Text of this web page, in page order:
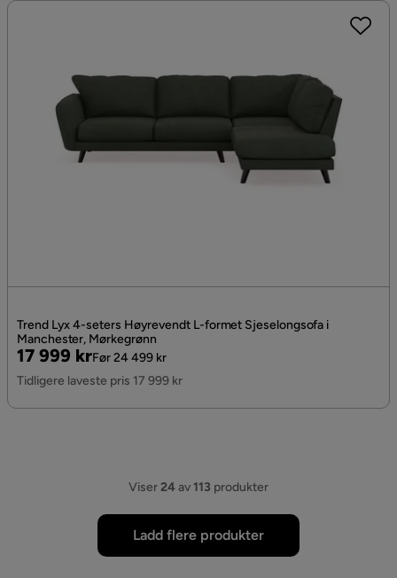
Trend Lyx 4-seters Høyrevendt L-formet Sjeselongsofa i
Manchester, Mørkegrønn
Pris
17 999 kr
Original
Pris
Før 24 499 kr
Tidligere laveste pris 17 999 kr
Viser24av113 produkter
Ladd flere produkter